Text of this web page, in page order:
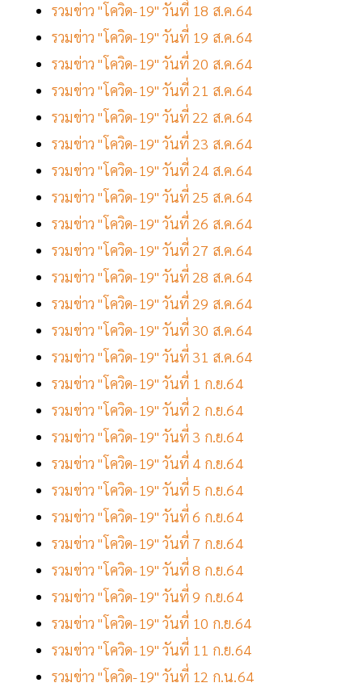
รวมข่าว "โควิด-19" วันที่ 18 ส.ค.64
รวมข่าว "โควิด-19" วันที่ 19 ส.ค.64
รวมข่าว "โควิด-19" วันที่ 20 ส.ค.64
รวมข่าว "โควิด-19" วันที่ 21 ส.ค.64
รวมข่าว "โควิด-19" วันที่ 22 ส.ค.64
รวมข่าว "โควิด-19" วันที่ 23 ส.ค.64
รวมข่าว "โควิด-19" วันที่ 24 ส.ค.64
รวมข่าว "โควิด-19" วันที่ 25 ส.ค.64
รวมข่าว "โควิด-19" วันที่ 26 ส.ค.64
รวมข่าว "โควิด-19" วันที่ 27 ส.ค.64
รวมข่าว "โควิด-19" วันที่ 28 ส.ค.64
รวมข่าว "โควิด-19" วันที่ 29 ส.ค.64
รวมข่าว "โควิด-19" วันที่ 30 ส.ค.64
รวมข่าว "โควิด-19" วันที่ 31 ส.ค.64
รวมข่าว "โควิด-19" วันที่ 1 ก.ย.64
รวมข่าว "โควิด-19" วันที่ 2 ก.ย.64
รวมข่าว "โควิด-19" วันที่ 3 ก.ย.64
รวมข่าว "โควิด-19" วันที่ 4 ก.ย.64
รวมข่าว "โควิด-19" วันที่ 5 ก.ย.64
รวมข่าว "โควิด-19" วันที่ 6 ก.ย.64
รวมข่าว "โควิด-19" วันที่ 7 ก.ย.64
รวมข่าว "โควิด-19" วันที่ 8 ก.ย.64
รวมข่าว "โควิด-19" วันที่ 9 ก.ย.64
รวมข่าว "โควิด-19" วันที่ 10 ก.ย.64
รวมข่าว "โควิด-19" วันที่ 11 ก.ย.64
รวมข่าว "โควิด-19" วันที่ 12 ก.น.64